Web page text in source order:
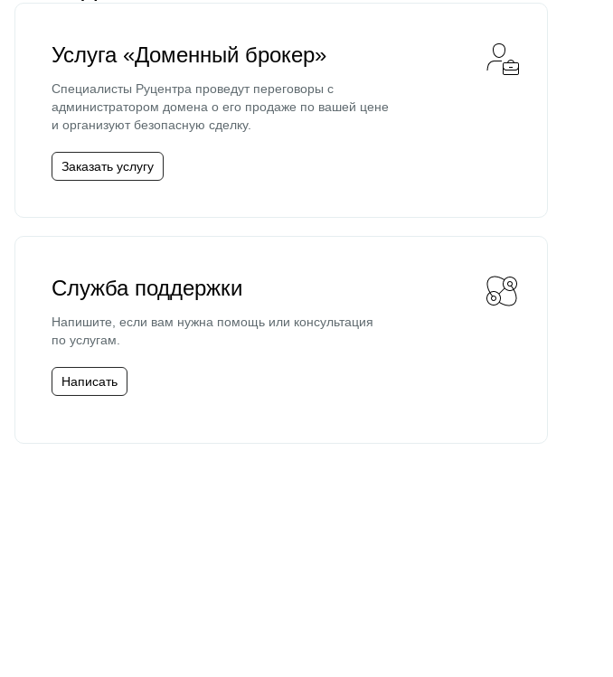
Услуга «Доменный брокер»
Специалисты Руцентра проведут переговоры с
администратором домена о его продаже по вашей цене
и организуют безопасную сделку.
Заказать услугу
Служба поддержки
Напишите, если вам нужна помощь или консультация
по услугам.
Написать